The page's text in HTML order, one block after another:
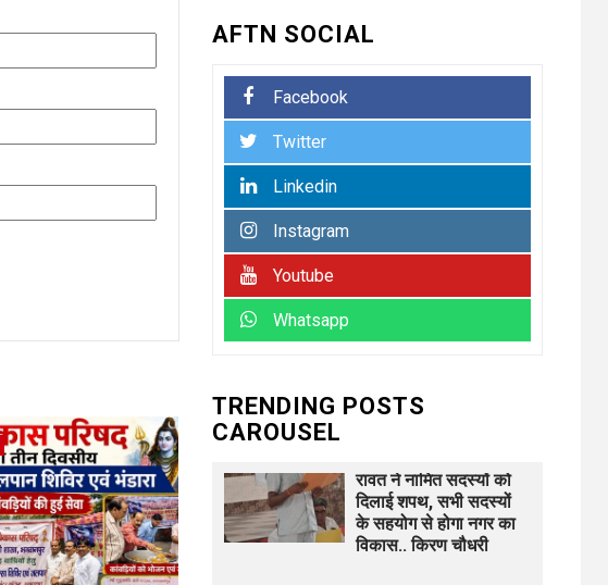
AFTN SOCIAL
Facebook
Twitter
Linkedin
Instagram
Youtube
Whatsapp
TRENDING POSTS
CAROUSEL
की सेवा का संकल्प*
5
6
कोटवाल आलमपुर में लाखों
से कार्रवाई की लगाई गुहार
लगाए खरीद-फरोख्त के
7
UNCATEGORIZED
रावत ने नामित सदस्यों को
दिलाई शपथ, सभी सदस्यों
के सहयोग से होगा नगर का
विकास.. किरण चौधरी